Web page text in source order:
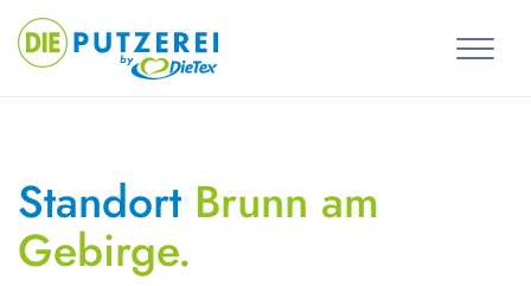
Skip
content
Standort Brunn am
Gebirge.